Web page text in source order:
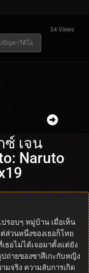
34 Views
ปัญหาวีดีโอ
ซ์ เจน
Naruto
รอบๆ หมู่บ้าน เมื่อเห็น
ส่วนหนึ่งของเธอก็โหย
ธอไม่ได้เจอมาตั้งแต่ยัง
ปถ่ายของซาสึเกะกับหญิง
มจริง ความลับการเกิด